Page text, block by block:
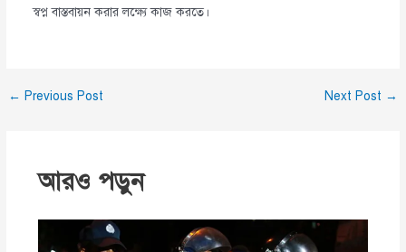
স্বপ্ন বাস্তবায়ন করার লক্ষ্যে কাজ করতে।
← Previous Post Next Post →
আরও পড়ুন